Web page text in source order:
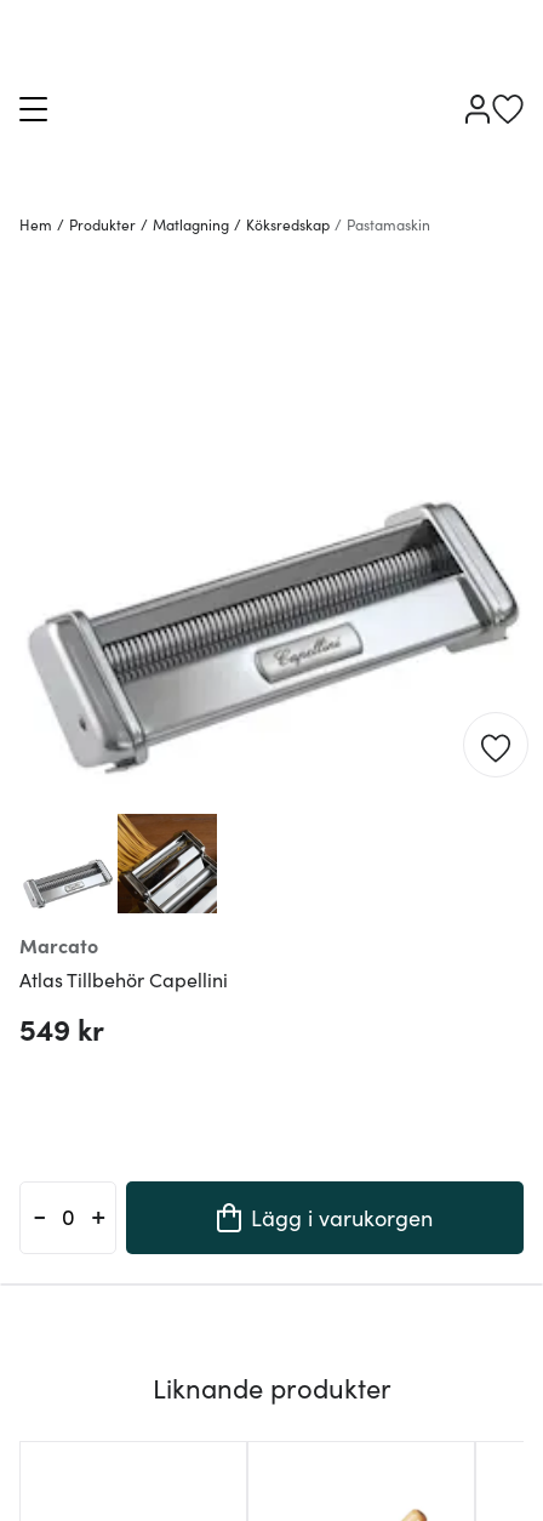
Hem / Produkter / Matlagning / Köksredskap / Pastamaskin
Marcato
Atlas Tillbehör Capellini
549 kr
- + Lägg i varukorgen
Liknande produkter